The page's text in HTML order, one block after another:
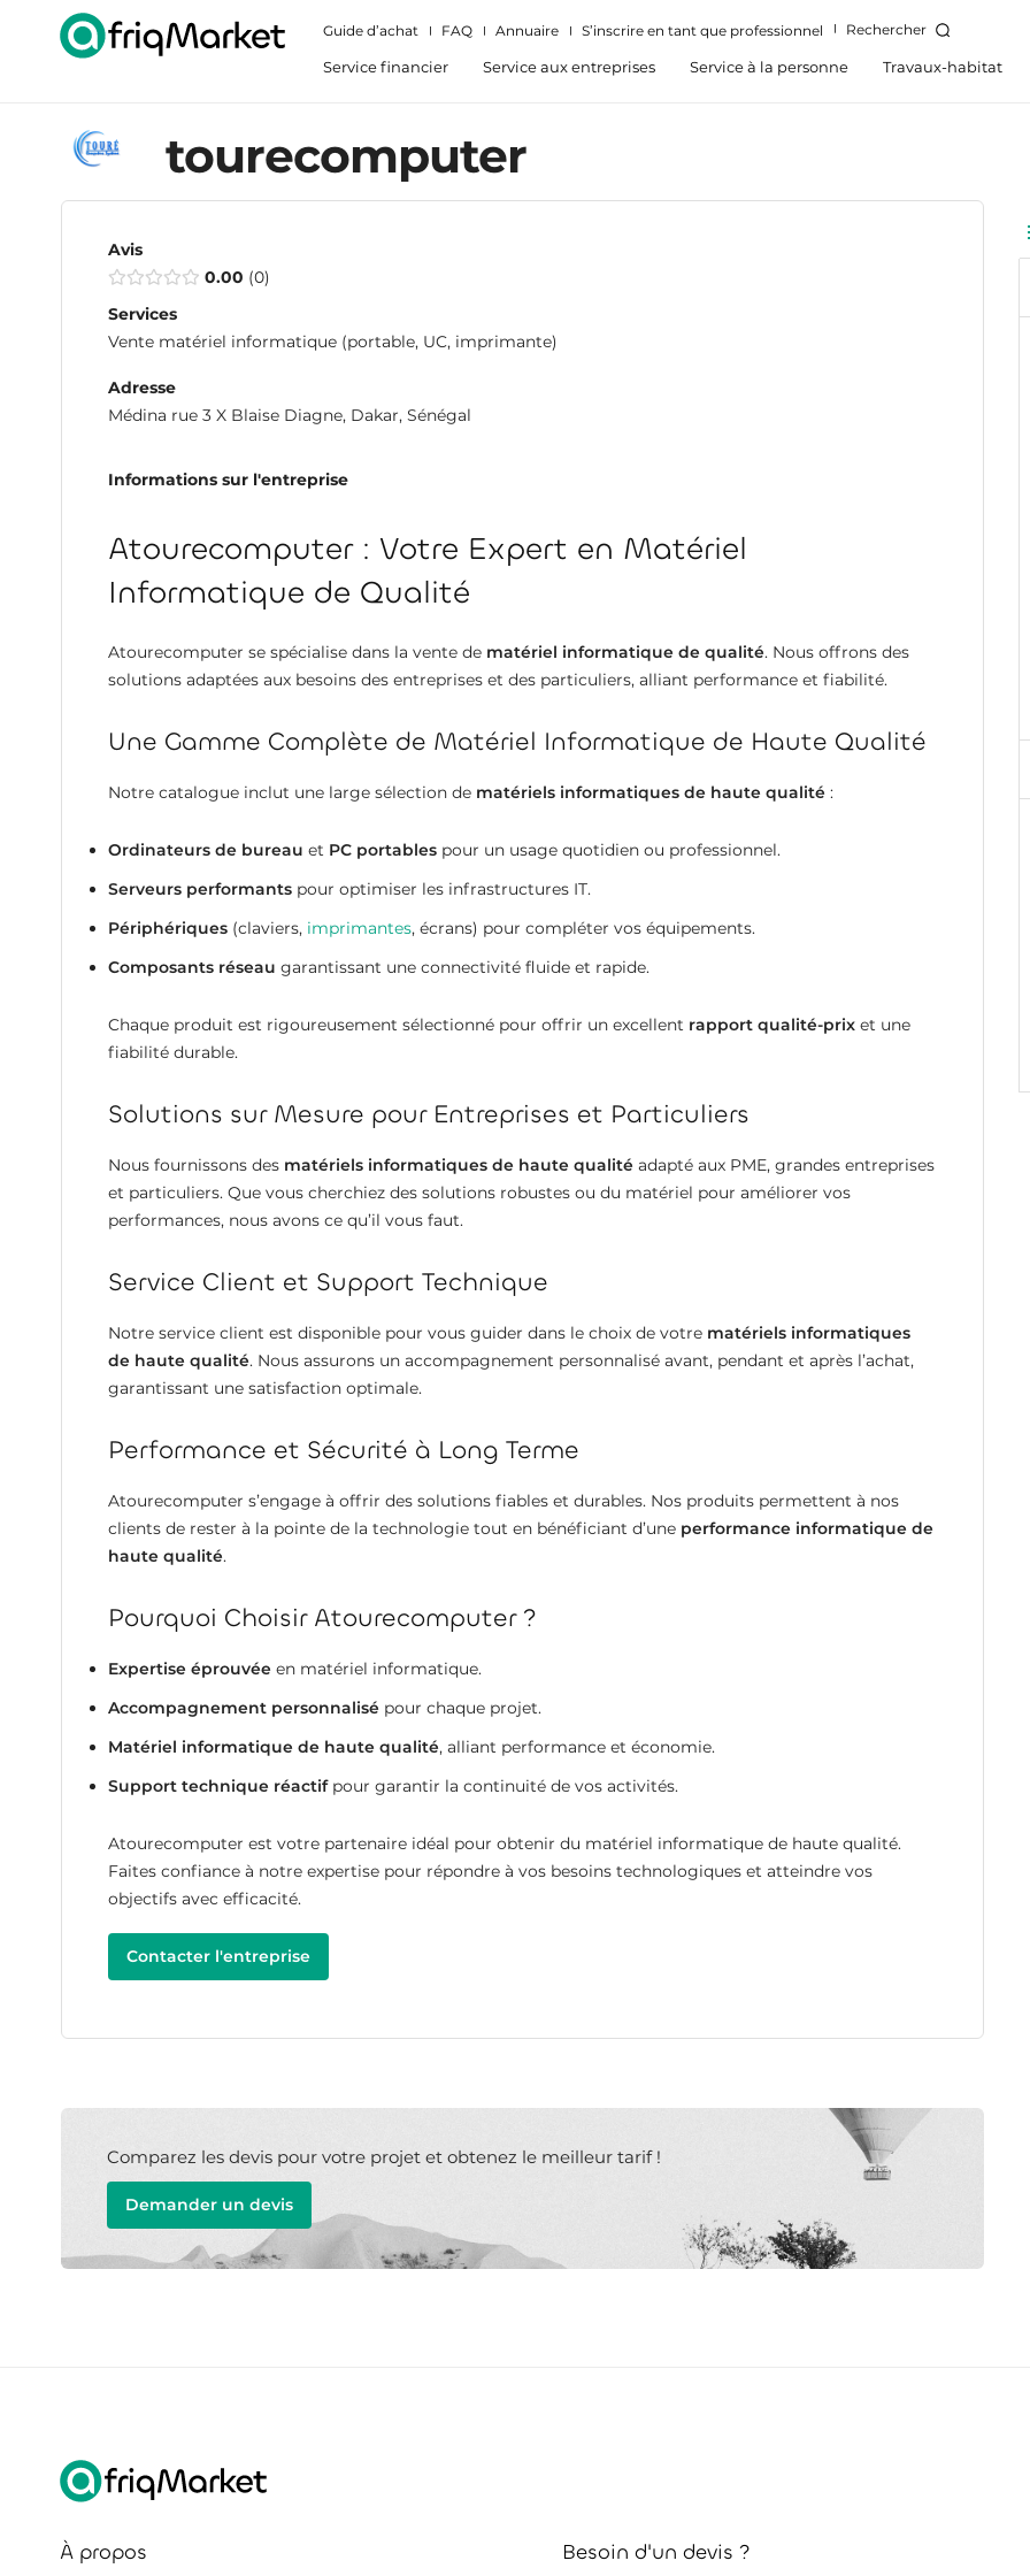
Guide d’achat FAQ Annuaire S’inscrire en tant que professionnel Rechercher
Service financier Service aux entreprises Service à la personne Travaux-habitat
tourecomputer
Avis
0.00 0
Services
Vente matériel informatique (portable, UC, imprimante)
Adresse
Médina rue 3 X Blaise Diagne, Dakar, Sénégal
Informations sur l'entreprise
Atourecomputer : Votre Expert en Matériel
Informatique de Qualité
Atourecomputer se spécialise dans la vente de matériel informatique de qualité. Nous offrons des
solutions adaptées aux besoins des entreprises et des particuliers, alliant performance et fiabilité.
Une Gamme Complète de Matériel Informatique de Haute Qualité
Notre catalogue inclut une large sélection de matériels informatiques de haute qualité:
Ordinateurs de bureau et PC portablespour un usage quotidien ou professionnel.
Serveurs performantspour optimiser les infrastructures IT.
Périphériques(claviers, imprimantes, écrans) pour compléter vos équipements.
Composants réseau garantissant une connectivité fluide et rapide.
Chaque produit est rigoureusement sélectionné pour offrir un excellent rapport qualité-prixet une
fiabilité durable.
Solutions sur Mesure pour Entreprises et Particuliers
Nous fournissons des matériels informatiques de haute qualitéadapté aux PME, grandes entreprises
et particuliers. Que vous cherchiez des solutions robustes ou du matériel pour améliorer vos
performances, nous avons ce qu’il vous faut.
Service Client et Support Technique
Notre service client est disponible pour vous guider dans le choix de votre matériels informatiques
de haute qualité. Nous assurons un accompagnement personnalisé avant, pendant et après l’achat,
garantissant une satisfaction optimale.
Performance et Sécurité à Long Terme
Atourecomputer s’engage à offrir des solutions fiables et durables. Nos produits permettent à nos
clients de rester à la pointe de la technologie tout en bénéficiant d’une performance informatique de
haute qualité.
Pourquoi Choisir Atourecomputer ?
Expertise éprouvéeen matériel informatique.
Accompagnement personnalisépour chaque projet.
Matériel informatique de haute qualité, alliant performance et économie.
Support technique réactifpour garantir la continuité de vos activités.
Atourecomputer est votre partenaire idéal pour obtenir du matériel informatique de haute qualité.
Faites confiance à notre expertise pour répondre à vos besoins technologiques et atteindre vos
objectifs avec efficacité.
Contacter l'entreprise
Comparez les devis pour votre projet et obtenez le meilleur tarif !
Demander un devis
À propos Besoin d'un devis ?